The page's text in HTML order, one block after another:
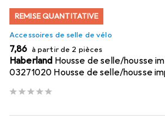
REMISE QUANTITATIVE
Accessoires de selle de vélo
EUR
7,86 à partir de 2 pièces
Haberland Housse de selle/housse
03271020 Housse de selle/housse